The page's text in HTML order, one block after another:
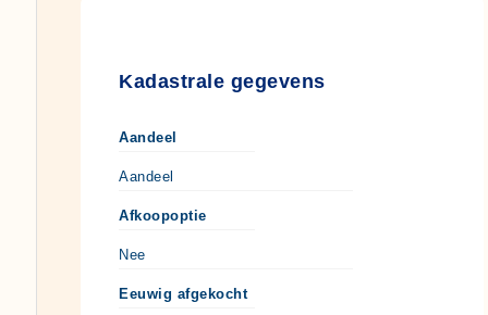
Kadastrale gegevens
Aandeel
Aandeel
Afkoopoptie
Nee
Eeuwig afgekocht